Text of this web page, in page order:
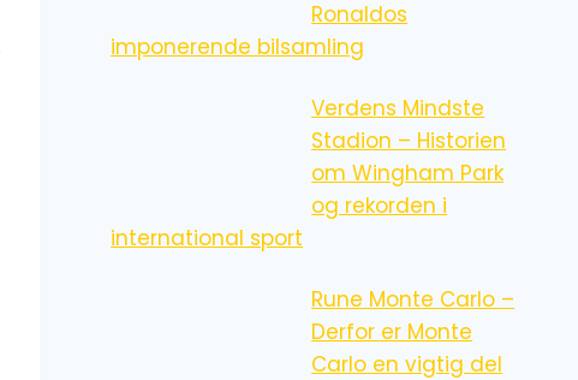
Ronaldos
imponerende bilsamling
Verdens Mindste
Stadion – Historien
om Wingham Park
og rekorden i
international sport
Rune Monte Carlo –
Derfor er Monte
Carlo en vigtig del